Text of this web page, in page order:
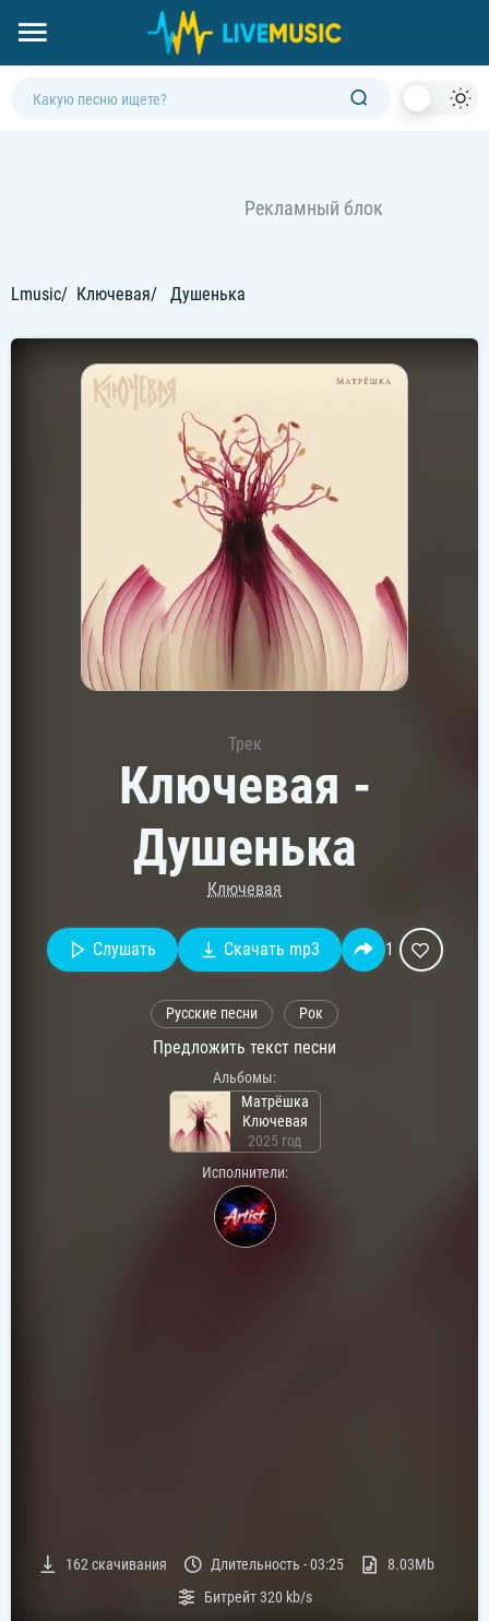
Lmusic Ключевая Душенька
Трек
Ключевая -
Душенька
Ключевая
Слушать Скачать mp3 1
Русские песни Рок
Предложить текст песни
Альбомы:
Матрёшка
Ключевая
2025 год
Исполнители:
162скачивания Длительность -03:25
8.03Mb
Битрейт320 kb/s